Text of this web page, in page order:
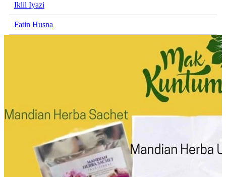
Iklil Iyazi
Fatin Husna